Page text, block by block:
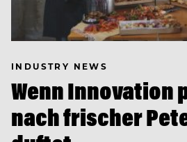
INDUSTRY NEWS
Wenn Innovation
nach frischer